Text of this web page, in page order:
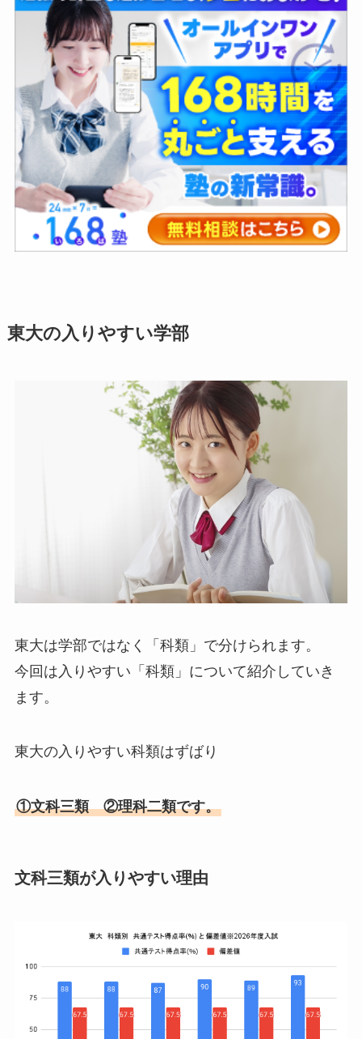
東大の入りやすい学部
東大は学部ではなく「科類」で分けられます。
今回は入りやすい「科類」について紹介していき
ます。
東大の入りやすい科類はずばり
①文科三類 ②理科二類です。
文科三類が入りやすい理由